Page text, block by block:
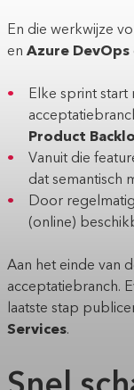
En die werkwijze
enAzure DevOps
Elke sprint
Product
Vanuit die
dat semantisch
Door
(online)
Aan het einde van
acceptatiebranch.
laatste stap
Services.